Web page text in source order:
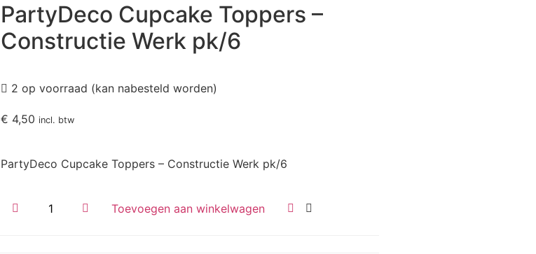
PartyDeco Cupcake Toppers –
Constructie Werk pk/6
2 op voorraad (kan nabesteld worden)
€ 4,50 incl. btw
PartyDeco Cupcake Toppers – Constructie Werk pk/6
Toevoegen aan winkelwagen